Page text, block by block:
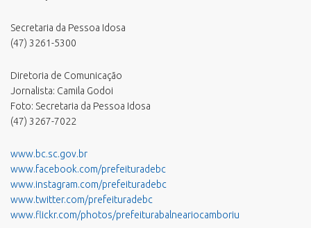
Secretaria da Pessoa Idosa
(47) 3261-5300
Diretoria de Comunicação
Jornalista: Camila Godoi
Foto: Secretaria da Pessoa Idosa
(47) 3267-7022
www.bc.sc.gov.br
www.facebook.com/prefeituradebc
www.instagram.com/prefeituradebc
www.twitter.com/prefeituradebc
www.flickr.com/photos/prefeiturabalneariocamboriu